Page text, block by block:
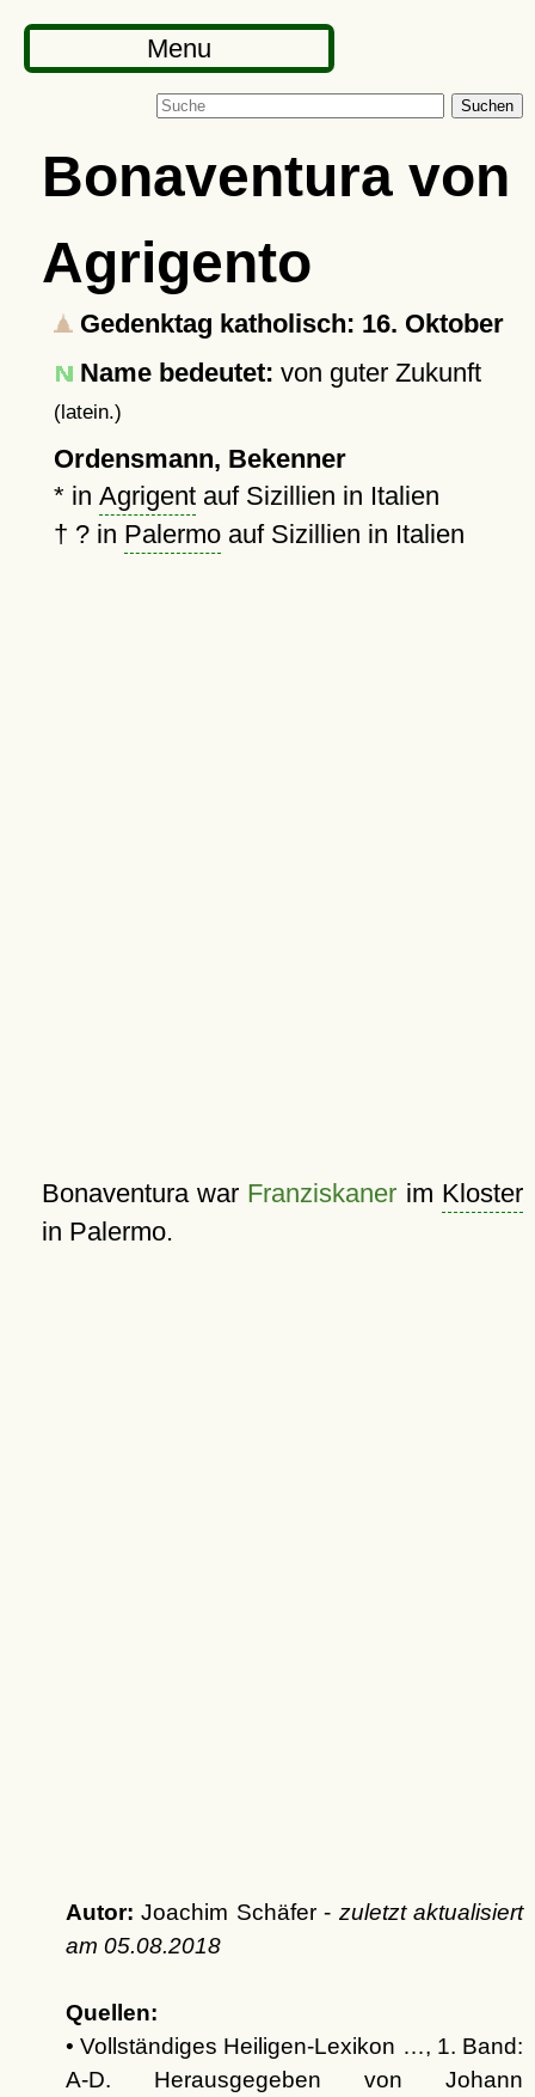
Menu
Suchen
Bonaventura von
Agrigento
Gedenktag katholisch: 16. Oktober
Name bedeutet: von guter Zukunft
(latein.)
Ordensmann, Bekenner
* in Agrigentauf Sizillien in Italien
† ?in Palermoauf Sizillien in Italien
Bonaventura war Franziskaner im Kloster
in Palermo.
Autor: Joachim Schäfer - zuletzt aktualisiert
am 05.08.2018
Quellen:
• Vollständiges Heiligen-Lexikon …, 1. Band:
A-D. Herausgegeben von Johann